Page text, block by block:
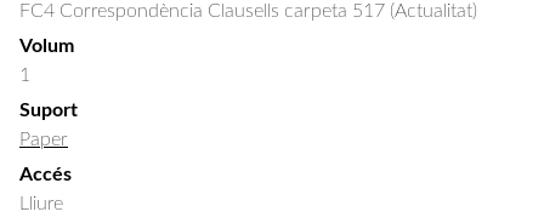
FC4 Correspondència Clausells carpeta 517 (Actualitat)
Volum
1
Suport
Paper
Accés
Lliure